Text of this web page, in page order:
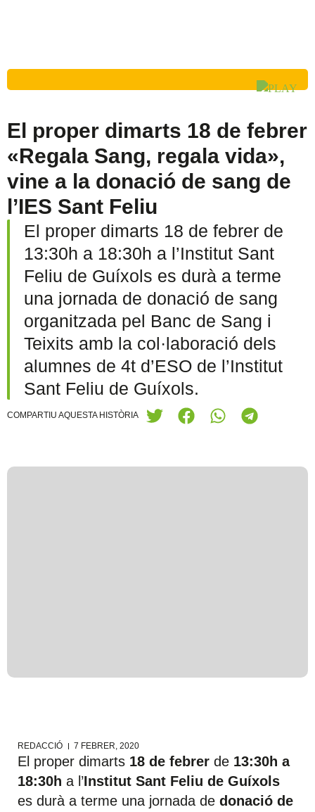
El proper dimarts 18 de febrer
«Regala Sang, regala vida»,
vine a la donació de sang de
l’IES Sant Feliu
El proper dimarts 18 de febrer de
13:30h a 18:30h a l’Institut Sant
Feliu de Guíxols es durà a terme
una jornada de donació de sang
organitzada pel Banc de Sang i
Teixits amb la col·laboració dels
alumnes de 4t d’ESO de l’Institut
Sant Feliu de Guíxols.
COMPARTIU AQUESTA HISTÒRIA
REDACCIÓ 7 FEBRER, 2020
El proper dimarts 18 de febrer de 13:30h a
18:30h a l’Institut Sant Feliu de Guíxols
es durà a terme una jornada de donació de